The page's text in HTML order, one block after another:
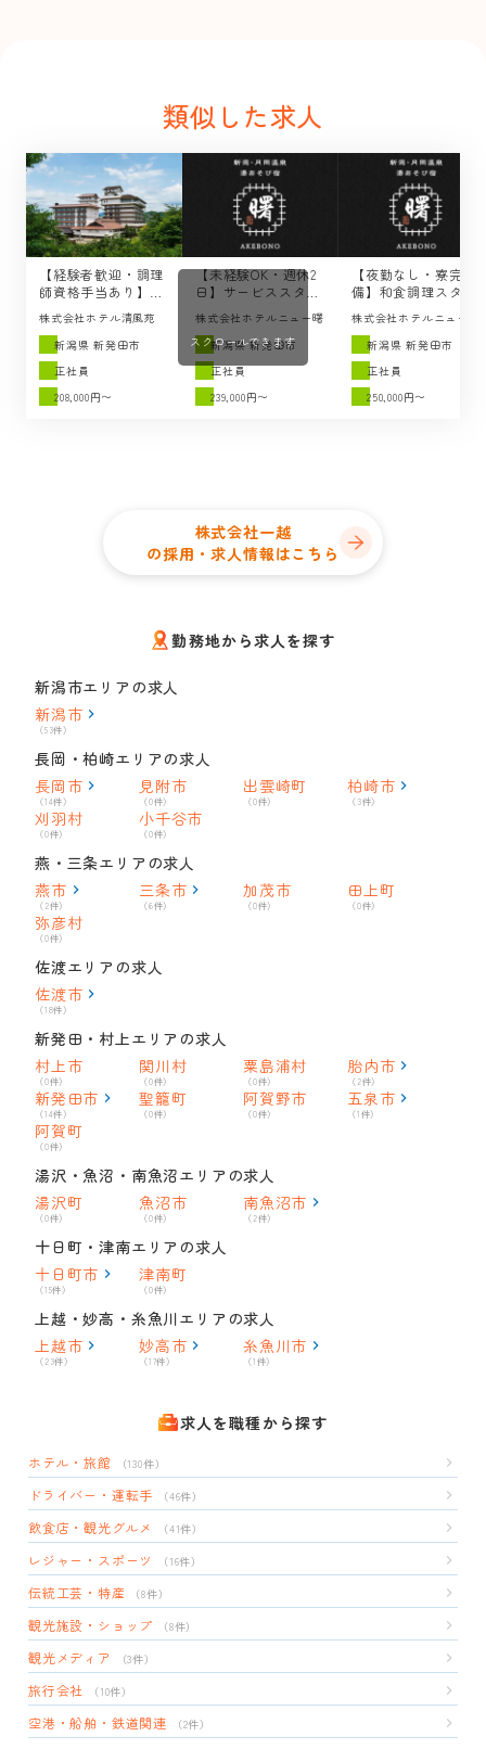
類似した求人
【経験者歓迎・調理
師資格手当あり】調
理スタッフの求人 /
ホテル清風苑（新発
田市）
株式会社ホテル清風苑
新潟県 新発田市
正社員
208,000円〜
【未経験OK・週休2
日】サービススタッ
フの求人 / 湯あそび
宿 曙（新発田市）
株式会社ホテルニュー曙
新潟県 新発田市
正社員
239,000円〜
【夜勤なし・寮完
備】和食調理スタッ
宿 曙（新発田市）
株式会社ホテルニュー曙
新潟県 新発田市
正社員
250,000円〜
スクロールできます
株式会社一越
の採用・求人情報はこちら
勤務地から求人を探す
新潟市エリアの求人
新潟市
（53件）
長岡・柏崎エリアの求人
長岡市
（14件）
見附市
（0件）
出雲崎町
（0件）
柏崎市
（3件）
刈羽村
（0件）
小千谷市
（0件）
燕・三条エリアの求人
燕市
（2件）
三条市
（6件）
加茂市
（0件）
田上町
（0件）
弥彦村
（0件）
佐渡エリアの求人
佐渡市
（18件）
新発田・村上エリアの求人
村上市
（0件）
関川村
（0件）
粟島浦村
（0件）
胎内市
（2件）
新発田市
（14件）
聖籠町
（0件）
阿賀野市
（0件）
五泉市
（1件）
阿賀町
（0件）
湯沢・魚沼・南魚沼エリアの求人
湯沢町
（0件）
魚沼市
（0件）
南魚沼市
（2件）
十日町・津南エリアの求人
十日町市
（15件）
津南町
（0件）
上越・妙高・糸魚川エリアの求人
上越市
（23件）
妙高市
（17件）
糸魚川市
（1件）
求人を職種から探す
ホテル・旅館 （130件）
ドライバー・運転手 （46件）
飲食店・観光グルメ （41件）
レジャー・スポーツ （16件）
伝統工芸・特産 （8件）
観光施設・ショップ （8件）
観光メディア （3件）
旅行会社 （10件）
空港・船舶・鉄道関連 （2件）